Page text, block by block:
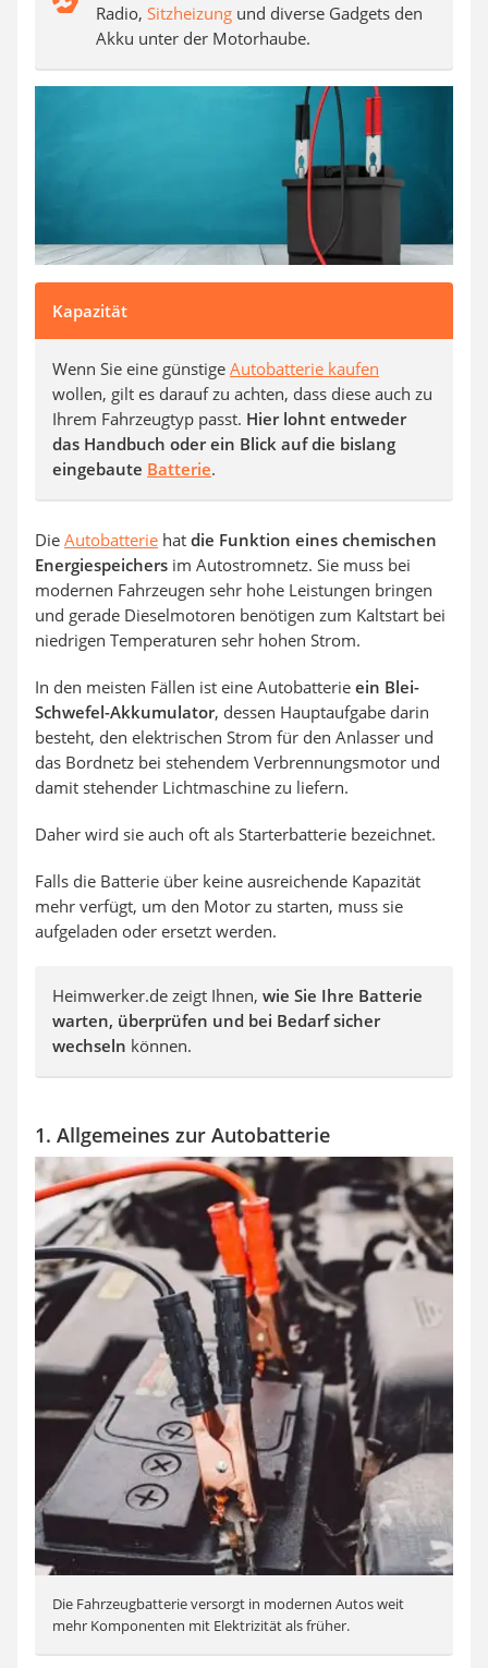
Radio, Sitzheizung und diverse Gadgets den
Akku unter der Motorhaube.
Kapazität
Wenn Sie eine günstige Autobatterie kaufen
wollen, gilt es darauf zu achten, dass diese auch zu
Ihrem Fahrzeugtyp passt. Hier lohnt entweder
das Handbuch oder ein Blick auf die bislang
eingebaute Batterie.
Die Autobatterie hat die Funktion eines chemischen
Energiespeichers im Autostromnetz. Sie muss bei
modernen Fahrzeugen sehr hohe Leistungen bringen
und gerade Dieselmotoren benötigen zum Kaltstart bei
niedrigen Temperaturen sehr hohen Strom.
In den meisten Fällen ist eine Autobatterie ein Blei-
Schwefel-Akkumulator, dessen Hauptaufgabe darin
besteht, den elektrischen Strom für den Anlasser und
das Bordnetz bei stehendem Verbrennungsmotor und
damit stehender Lichtmaschine zu liefern.
Daher wird sie auch oft als Starterbatterie bezeichnet.
Falls die Batterie über keine ausreichende Kapazität
mehr verfügt, um den Motor zu starten, muss sie
aufgeladen oder ersetzt werden.
Heimwerker.de zeigt Ihnen, wie Sie Ihre Batterie
warten, überprüfen und bei Bedarf sicher
wechseln können.
1. Allgemeines zur Autobatterie
Die Fahrzeugbatterie versorgt in modernen Autos weit
mehr Komponenten mit Elektrizität als früher.